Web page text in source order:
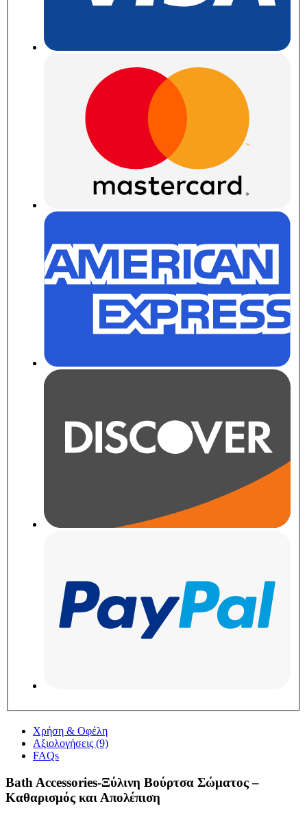
Χρήση & Οφέλη
Αξιολογήσεις (9)
FAQs
Bath Accessories-Ξύλινη Βούρτσα Σώματος –
Καθαρισμός και Απολέπιση